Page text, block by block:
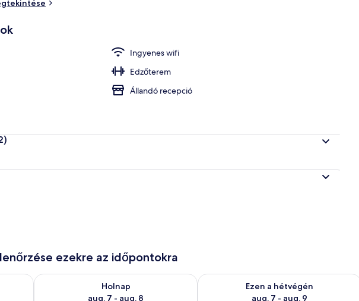
Ingyenes wifi
Edzőterem
Állandó recepció
ezekre az időpontokra
aug. 6 - aug. 7
Holnap
aug. 7 - aug. 8
A holnapi rendelkezésre állás ellenőrzése: aug. 7 - aug. 8
Ezen a hétvégén
aug. 7 - aug. 9
A mostani hétvégi rendelkezésre állás